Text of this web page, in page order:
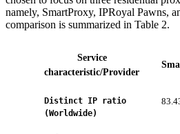
namely, SmartProxy, IPRoyal Pawns,
comparison is summarized in Table 2.
Service
characteristic/Provider
Distinct IP ratio
(Worldwide)